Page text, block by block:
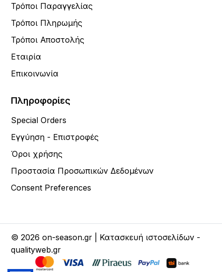
Τρόποι Παραγγελίας
Τρόποι Πληρωμής
Τρόποι Αποστολής
Εταιρία
Επικοινωνία
Πληροφορίες
Special Orders
Εγγύηση - Επιστροφές
Όροι χρήσης
Προστασία Προσωπικών Δεδομένων
Consent Preferences
© 2026 on-season.gr | Κατασκευή ιστοσελίδων -
qualityweb.gr